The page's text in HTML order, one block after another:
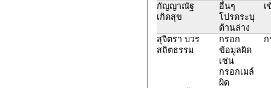
กัญญาณัฐ
เกิดสุข
อื่นๆ
โปรดระบุ
ด้านล่าง
เ
สุจิตรา บวร
สถิตธรรม
กรอก
ข้อมูลผิด
เช่น
กรอกเมล์
ผิด